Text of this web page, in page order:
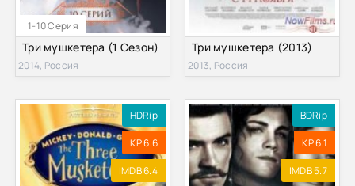
1-10 Серия
Три мушкетера (1 Сезон)
2014, Россия
Три мушкетера (2013)
2013, Россия
HDRip
KP 6.6
IMDB 6.4
BDRip
KP 6.1
IMDB 5.7